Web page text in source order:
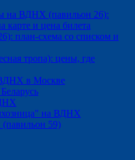
на ВДНХ (павильон 26):
карте и цена билета
план-схема со списком и
тропа): цены, где
в Москве
на ВДНХ
59)